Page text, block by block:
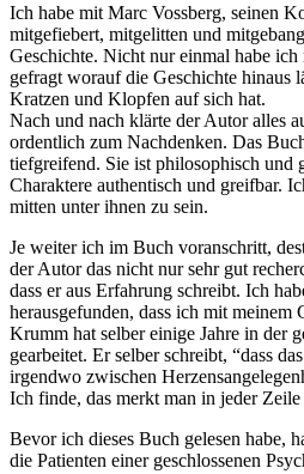
Ich habe mit Marc Vossberg, seinen
mitgefiebert, mitgelitten und
Geschichte. Nicht nur einmal habe ich
gefragt worauf die Geschichte hinaus
Kratzen und Klopfen auf sich hat.
Nach und nach klärte der Autor alles
ordentlich zum Nachdenken. Das
tiefgreifend. Sie ist philosophisch und
Charaktere authentisch und greifbar.
mitten unter ihnen zu sein.
Je weiter ich im Buch voranschritt,
der Autor das nicht nur sehr gut
dass er aus Erfahrung schreibt. Ich
herausgefunden, dass ich mit meinem
Krumm hat selber einige Jahre in der
gearbeitet. Er selber schreibt, “dass
irgendwo zwischen
Ich finde, das merkt man in jeder Zeile
Bevor ich dieses Buch gelesen habe,
die Patienten einer geschlossenen